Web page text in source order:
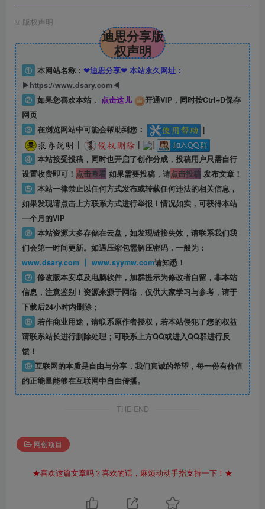
© 版权声明
迪思分享版
权声明
① 本网站名称： ❤迪思分享❤ 本站永久网址：
▶https://www.dsary.com◀
② 如果您喜欢本站， 点击这儿
开通VIP，同时按Ctrl+D保存
网页
③ 在浏览网站中可能会帮助到您：
|
|
|
|
④ 本站接受投稿，同时也开启了创作分成，投稿用户只需自行
设置收费即可！ 点击查看如果需要投稿，请点击投稿发布文章！
⑤ 本站一律禁止以任何方式发布或转载任何违法的相关信息，
如果发现请点击上方联系方式进行举报！情况如实，可获得本站
一个月的VIP
⑥ 本站资源大多存储在云盘，如发现链接失效，请联系我们我
们会第一时间更新。如遇压缩包需解压密码，一般为：
www.dsary.com 丨 www.syymw.com请知悉！
⑦ 修改版本安卓及电脑软件，加群提示为修改者自留， 非本站
信息，注意鉴别！资源来源于网络，仅供大家学习与参考，请于
下载后24小时内删除；
⑧ 若作商业用途，请联系原作者授权，若本站侵犯了您的权益
请联系站长进行删除处理；可联系上方QQ或进入QQ群进行反
馈！
⑨ 互联网的本质是自由与分享，我们真诚的希望，每一份有价值
的正能量能够在互联网中自由传播。
THE END
网创项目
★喜欢这篇文章吗？喜欢的话，麻烦动动手指支持一下！★